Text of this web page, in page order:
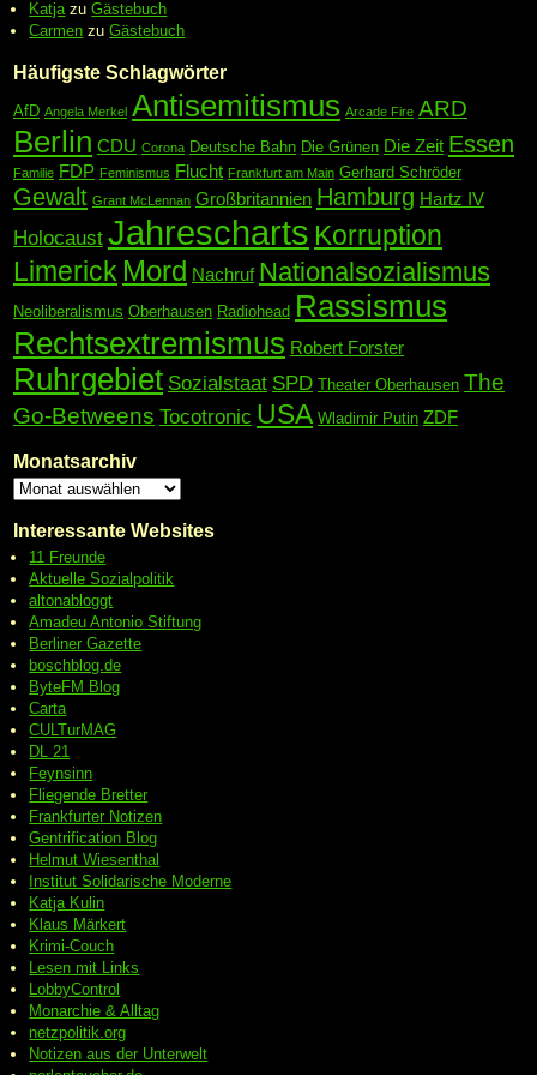
Katja zuGästebuch
Carmen zuGästebuch
Häufigste Schlagwörter
AfD Angela Merkel Antisemitismus Arcade Fire ARD
Berlin CDU Corona Deutsche Bahn Die Grünen Die Zeit Essen
Familie FDP Feminismus Flucht Frankfurt am Main Gerhard Schröder
Gewalt Grant McLennan Großbritannien Hamburg Hartz IV
Holocaust Jahrescharts Korruption
Limerick Mord Nachruf Nationalsozialismus
Neoliberalismus Oberhausen Radiohead Rassismus
Rechtsextremismus Robert Forster
Ruhrgebiet Sozialstaat SPD Theater Oberhausen The
Go-Betweens Tocotronic USA Wladimir Putin ZDF
Monatsarchiv
Interessante Websites
11 Freunde
Aktuelle Sozialpolitik
altonabloggt
Amadeu Antonio Stiftung
Berliner Gazette
boschblog.de
ByteFM Blog
Carta
CULTurMAG
DL 21
Feynsinn
Fliegende Bretter
Frankfurter Notizen
Gentrification Blog
Helmut Wiesenthal
Institut Solidarische Moderne
Katja Kulin
Klaus Märkert
Krimi-Couch
Lesen mit Links
LobbyControl
Monarchie & Alltag
netzpolitik.org
Notizen aus der Unterwelt